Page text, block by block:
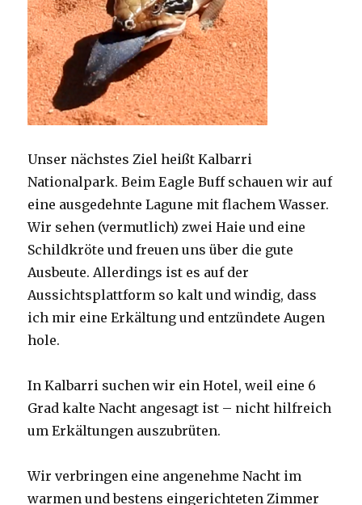
Unser nächstes Ziel heißt Kalbarri
Nationalpark. Beim Eagle Buff schauen wir auf
eine ausgedehnte Lagune mit flachem Wasser.
Wir sehen (vermutlich) zwei Haie und eine
Schildkröte und freuen uns über die gute
Ausbeute. Allerdings ist es auf der
Aussichtsplattform so kalt und windig, dass
ich mir eine Erkältung und entzündete Augen
hole.
In Kalbarri suchen wir ein Hotel, weil eine 6
Grad kalte Nacht angesagt ist – nicht hilfreich
um Erkältungen auszubrüten.
Wir verbringen eine angenehme Nacht im
warmen und bestens eingerichteten Zimmer